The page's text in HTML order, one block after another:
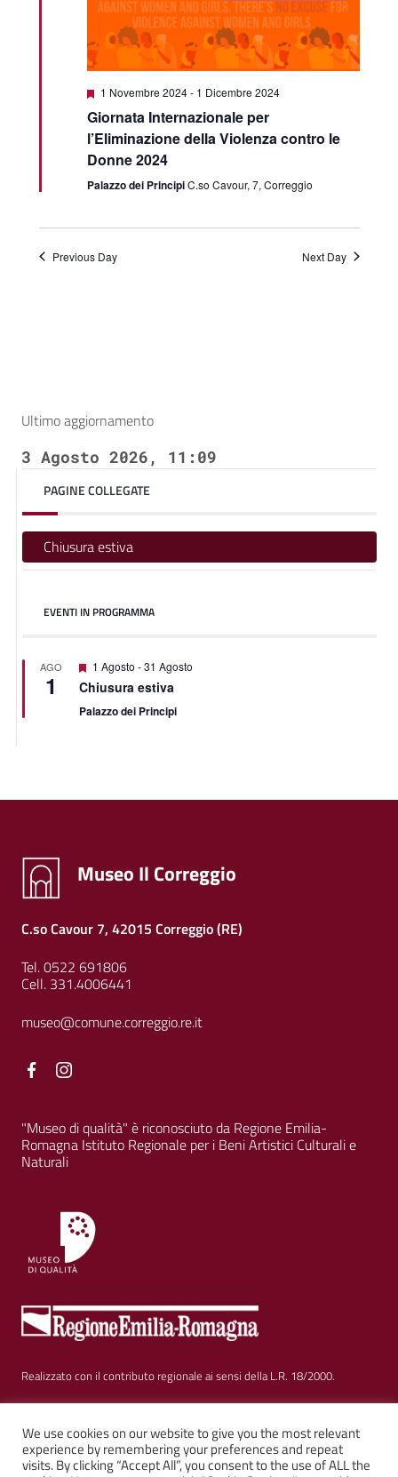
Featured
1 Novembre 2024- 1 Dicembre 2024
Giornata Internazionale per
l’Eliminazione della Violenza contro le
Donne 2024
Palazzo dei PrincipiC.so Cavour, 7, Correggio
Previous Day Next Day
Ultimo aggiornamento
3 Agosto 2026, 11:09
PAGINE COLLEGATE
Chiusura estiva
EVENTI IN PROGRAMMA
AGO
1
Featured
1 Agosto -31 Agosto
Chiusura estiva
Palazzo dei Principi
Museo Il Correggio
C.so Cavour 7, 42015 Correggio (RE)
Tel. 0522 691806
Cell. 331.4006441
museo@comune.correggio.re.it
Facebook
"Museo di qualità" è riconosciuto da Regione Emilia-
Romagna Istituto Regionale per i Beni Artistici Culturali e
Naturali
Realizzato con il contributo regionale ai sensi della L.R. 18/2000.
Sezione Link Utili
Privacy | Cookie policy | Note legali | Contatti |
We use cookies on our website to give you the most relevant
experience by remembering your preferences and repeat
visits. By clicking “Accept All”, you consent to the use of ALL the